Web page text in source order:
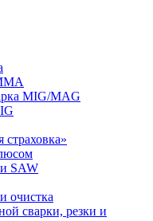
MIG/MAG
страховка»
SAW
очистка
сварки, резки и